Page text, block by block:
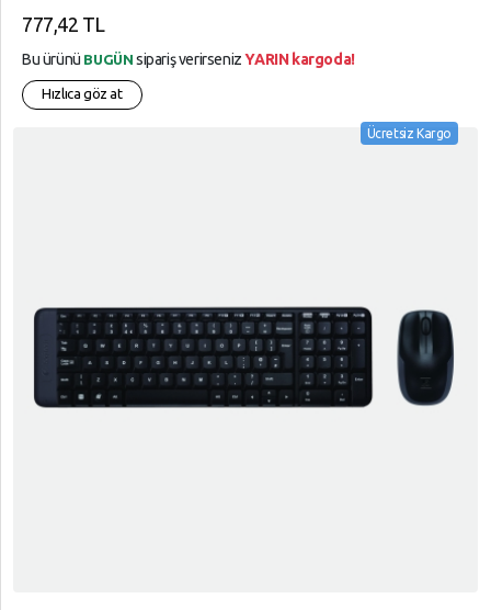
777,42 TL
Bu ürünü BUGÜN sipariş verirsenizYARIN kargoda!
Hızlıca göz at
Ücretsiz Kargo